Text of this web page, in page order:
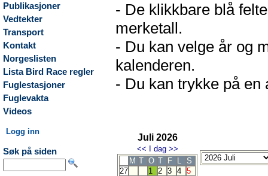
Publikasjoner
Vedtekter
Transport
Kontakt
Norgeslisten
Lista Bird Race regler
Fuglestasjoner
Fuglevakta
Videos
Logg inn
Søk på siden
- De klikkbare blå
merketall.
- Du kan velge år og
kalenderen.
- Du kan trykke på en
Juli 2026
<< I dag >>
M T O T F L
S
27
1 2 3 4 5